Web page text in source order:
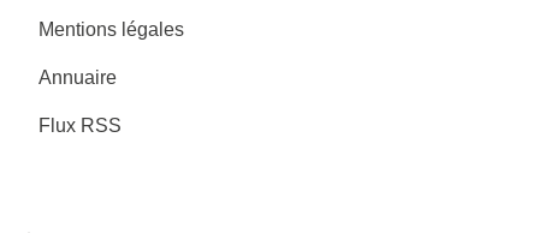
Mentions légales
Annuaire
Flux RSS